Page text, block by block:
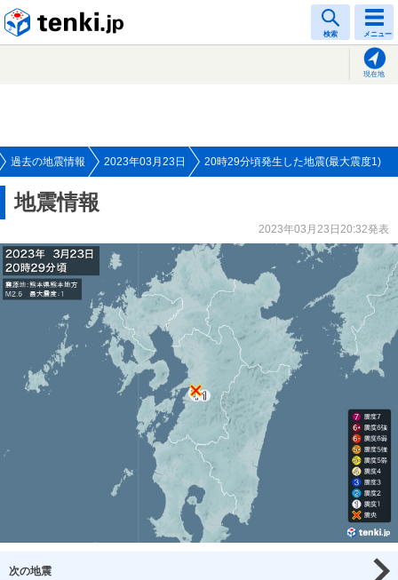
検索 メニュー
現在地
過去の地震情報 2023年03月23日 20時29分頃発生した地震(最大震度1)
地震情報
2023年03月23日20:32発表
次の地震